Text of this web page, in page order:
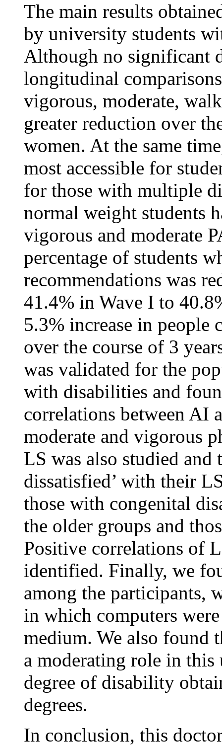
The main results
by university students
Although no significant
longitudinal
vigorous, moderate,
greater reduction over
women. At the same
most accessible for
for those with multiple
normal weight students
vigorous and moderate
percentage of students
recommendations was
41.4% in Wave I to
5.3% increase in people
over the course of 3
was validated for the
with disabilities and
correlations between AI
moderate and vigorous
LS was also studied
dissatisfied’ with their
those with congenital
the older groups and
Positive correlations of
identified. Finally, we
among the participants,
in which computers
medium. We also found
a moderating role in this
degree of disability
degrees.
In conclusion, this